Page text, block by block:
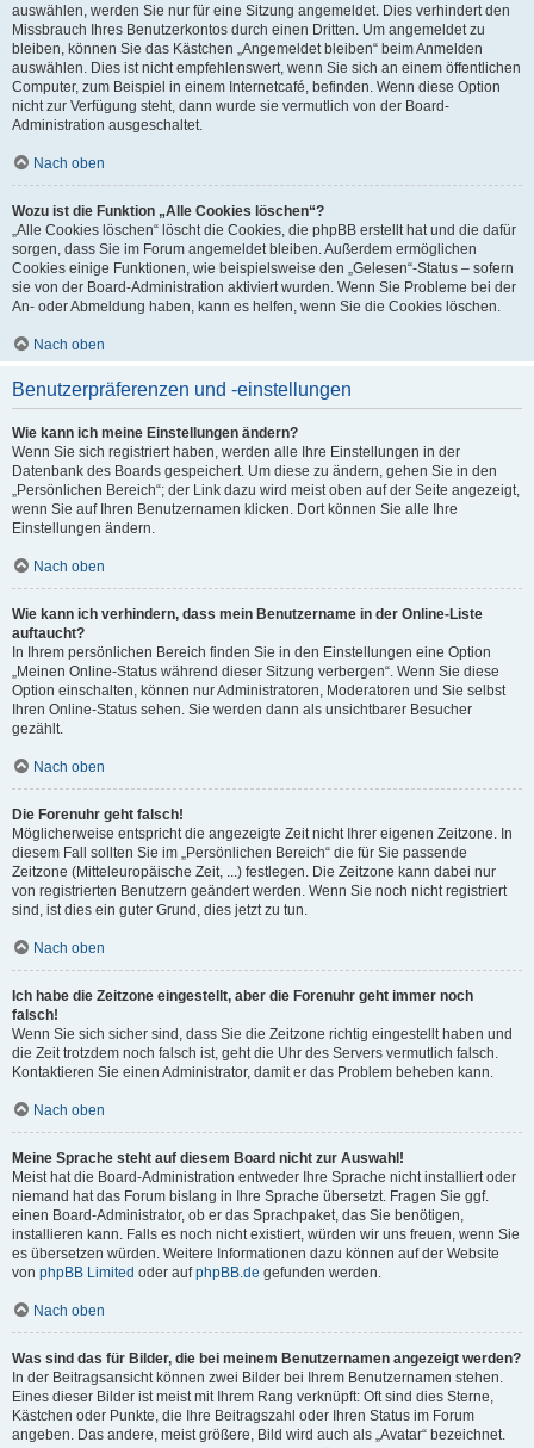
auswählen, werden Sie nur für eine Sitzung angemeldet. Dies verhindert den
Missbrauch Ihres Benutzerkontos durch einen Dritten. Um angemeldet zu
bleiben, können Sie das Kästchen „Angemeldet bleiben“ beim Anmelden
auswählen. Dies ist nicht empfehlenswert, wenn Sie sich an einem öffentlichen
Computer, zum Beispiel in einem Internetcafé, befinden. Wenn diese Option
nicht zur Verfügung steht, dann wurde sie vermutlich von der Board-
Administration ausgeschaltet.
Nach oben
Wozu ist die Funktion „Alle Cookies löschen“?
„Alle Cookies löschen“ löscht die Cookies, die phpBB erstellt hat und die dafür
sorgen, dass Sie im Forum angemeldet bleiben. Außerdem ermöglichen
Cookies einige Funktionen, wie beispielsweise den „Gelesen“-Status – sofern
sie von der Board-Administration aktiviert wurden. Wenn Sie Probleme bei der
An- oder Abmeldung haben, kann es helfen, wenn Sie die Cookies löschen.
Nach oben
Benutzerpräferenzen und -einstellungen
Wie kann ich meine Einstellungen ändern?
Wenn Sie sich registriert haben, werden alle Ihre Einstellungen in der
Datenbank des Boards gespeichert. Um diese zu ändern, gehen Sie in den
„Persönlichen Bereich“; der Link dazu wird meist oben auf der Seite angezeigt,
wenn Sie auf Ihren Benutzernamen klicken. Dort können Sie alle Ihre
Einstellungen ändern.
Nach oben
Wie kann ich verhindern, dass mein Benutzername in der Online-Liste
auftaucht?
In Ihrem persönlichen Bereich finden Sie in den Einstellungen eine Option
„Meinen Online-Status während dieser Sitzung verbergen“. Wenn Sie diese
Option einschalten, können nur Administratoren, Moderatoren und Sie selbst
Ihren Online-Status sehen. Sie werden dann als unsichtbarer Besucher
gezählt.
Nach oben
Die Forenuhr geht falsch!
Möglicherweise entspricht die angezeigte Zeit nicht Ihrer eigenen Zeitzone. In
diesem Fall sollten Sie im „Persönlichen Bereich“ die für Sie passende
Zeitzone (Mitteleuropäische Zeit, ...) festlegen. Die Zeitzone kann dabei nur
von registrierten Benutzern geändert werden. Wenn Sie noch nicht registriert
sind, ist dies ein guter Grund, dies jetzt zu tun.
Nach oben
Ich habe die Zeitzone eingestellt, aber die Forenuhr geht immer noch
falsch!
Wenn Sie sich sicher sind, dass Sie die Zeitzone richtig eingestellt haben und
die Zeit trotzdem noch falsch ist, geht die Uhr des Servers vermutlich falsch.
Kontaktieren Sie einen Administrator, damit er das Problem beheben kann.
Nach oben
Meine Sprache steht auf diesem Board nicht zur Auswahl!
Meist hat die Board-Administration entweder Ihre Sprache nicht installiert oder
niemand hat das Forum bislang in Ihre Sprache übersetzt. Fragen Sie ggf.
einen Board-Administrator, ob er das Sprachpaket, das Sie benötigen,
installieren kann. Falls es noch nicht existiert, würden wir uns freuen, wenn Sie
es übersetzen würden. Weitere Informationen dazu können auf der Website
von phpBB Limited oder aufphpBB.de gefunden werden.
Nach oben
Was sind das für Bilder, die bei meinem Benutzernamen angezeigt werden?
In der Beitragsansicht können zwei Bilder bei Ihrem Benutzernamen stehen.
Eines dieser Bilder ist meist mit Ihrem Rang verknüpft: Oft sind dies Sterne,
Kästchen oder Punkte, die Ihre Beitragszahl oder Ihren Status im Forum
angeben. Das andere, meist größere, Bild wird auch als „Avatar“ bezeichnet.